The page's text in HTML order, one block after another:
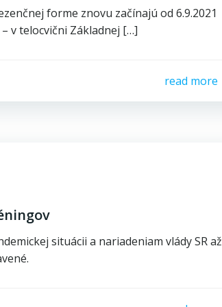
forme znovu začínajú od 6.9.2021
v telocvični Základnej […]
read more
situácii a nariadeniam vlády SR až